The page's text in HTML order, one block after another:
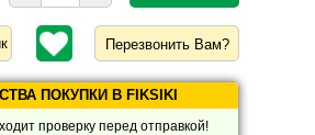
Перезвонить Вам?
ПОКУПКИ В FIKSIKI
проверку перед отправкой!